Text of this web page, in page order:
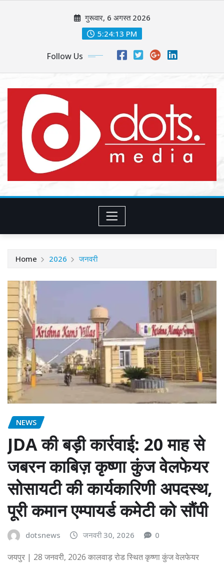
गुरूवार, 6 अगस्त 2026
5:24:14 PM
Follow Us
Home 2026 जनवरी
NEWS
JDA की बड़ी कार्रवाई: 20 माह से
जबरन काबिज़ कृष्णा कुंज वेलफेयर
सोसायटी की कार्यकारिणी अपदस्थ,
पूरी कमान एम्पायर्ड कमेटी को सौंपी
dotsnews जनवरी 30, 2026 0
जयपुर | 28 जनवरी, 2026 कालवाड़ रोड स्थित कृष्णा कुंज वेलफेयर